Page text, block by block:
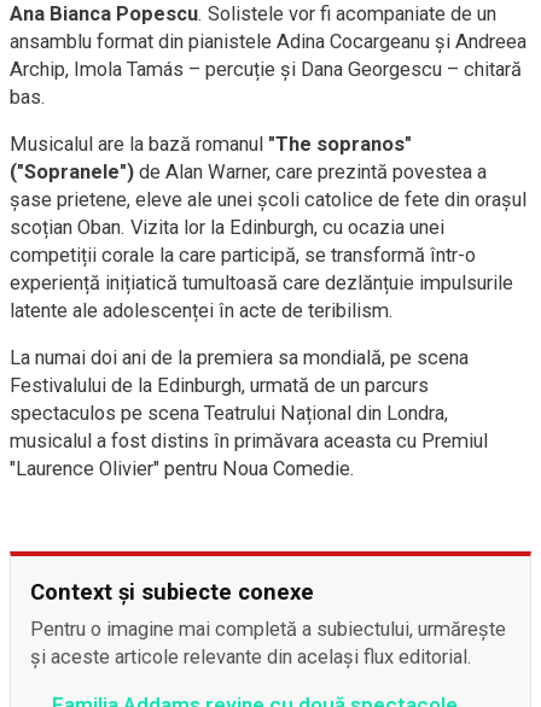
Ana Bianca Popescu. Solistele vor fi acompaniate de un
ansamblu format din pianistele Adina Cocargeanu și Andreea
Archip, Imola Tamás – percuție și Dana Georgescu – chitară
bas.
Musicalul are la bază romanul "The sopranos"
("Sopranele") de Alan Warner, care prezintă povestea a
șase prietene, eleve ale unei școli catolice de fete din orașul
scoțian Oban. Vizita lor la Edinburgh, cu ocazia unei
competiții corale la care participă, se transformă într-o
experiență inițiatică tumultoasă care dezlănțuie impulsurile
latente ale adolescenței în acte de teribilism.
La numai doi ani de la premiera sa mondială, pe scena
Festivalului de la Edinburgh, urmată de un parcurs
spectaculos pe scena Teatrului Național din Londra,
musicalul a fost distins în primăvara aceasta cu Premiul
"Laurence Olivier" pentru Noua Comedie.
Context și subiecte conexe
Pentru o imagine mai completă a subiectului, urmărește
și aceste articole relevante din același flux editorial.